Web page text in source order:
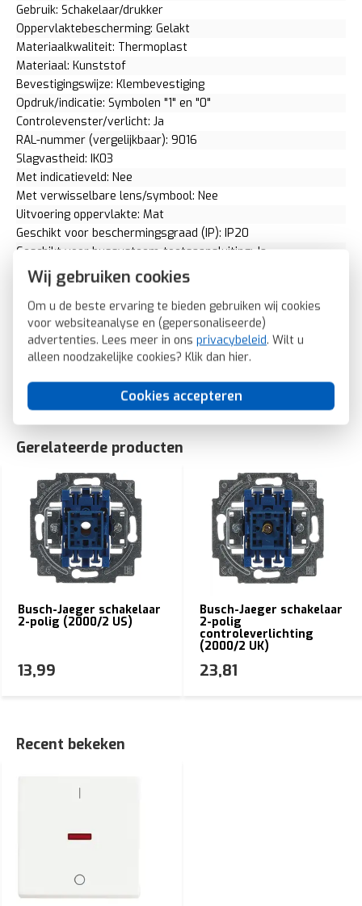
Wij gebruiken cookies
Om u de beste ervaring te bieden gebruiken wij cookies
voor websiteanalyse en (gepersonaliseerde)
advertenties. Lees meer in ons privacybeleid. Wilt u
alleen noodzakelijke cookies? Klik dan hier.
Cookies accepteren
Gebruik: Schakelaar/drukker
Oppervlaktebescherming: Gelakt
Materiaalkwaliteit: Thermoplast
Materiaal: Kunststof
Bevestigingswijze: Klembevestiging
Opdruk/indicatie: Symbolen "1" en "0"
Controlevenster/verlicht: Ja
RAL-nummer (vergelijkbaar): 9016
Slagvastheid: IK03
Met indicatieveld: Nee
Met verwisselbare lens/symbool: Nee
Uitvoering oppervlakte: Mat
Geschikt voor beschermingsgraad (IP): IP20
Geschikt voor bussysteem-toetsaansluiting: Ja
Aftastsymbool / barrièrevrij: Nee
Antibacteriële behandeling: Nee
2CKA001751A3028
Busch-Jaeger schakelwip met controlevenster (1788-884)
SKU: Busch-Jaeger 1788-884
Gerelateerde producten
Busch-Jaeger schakelaar
2-polig (2000/2 US)
13,99
Busch-Jaeger schakelaar
2-polig
controleverlichting
(2000/2 UK)
23,81
Recent bekeken